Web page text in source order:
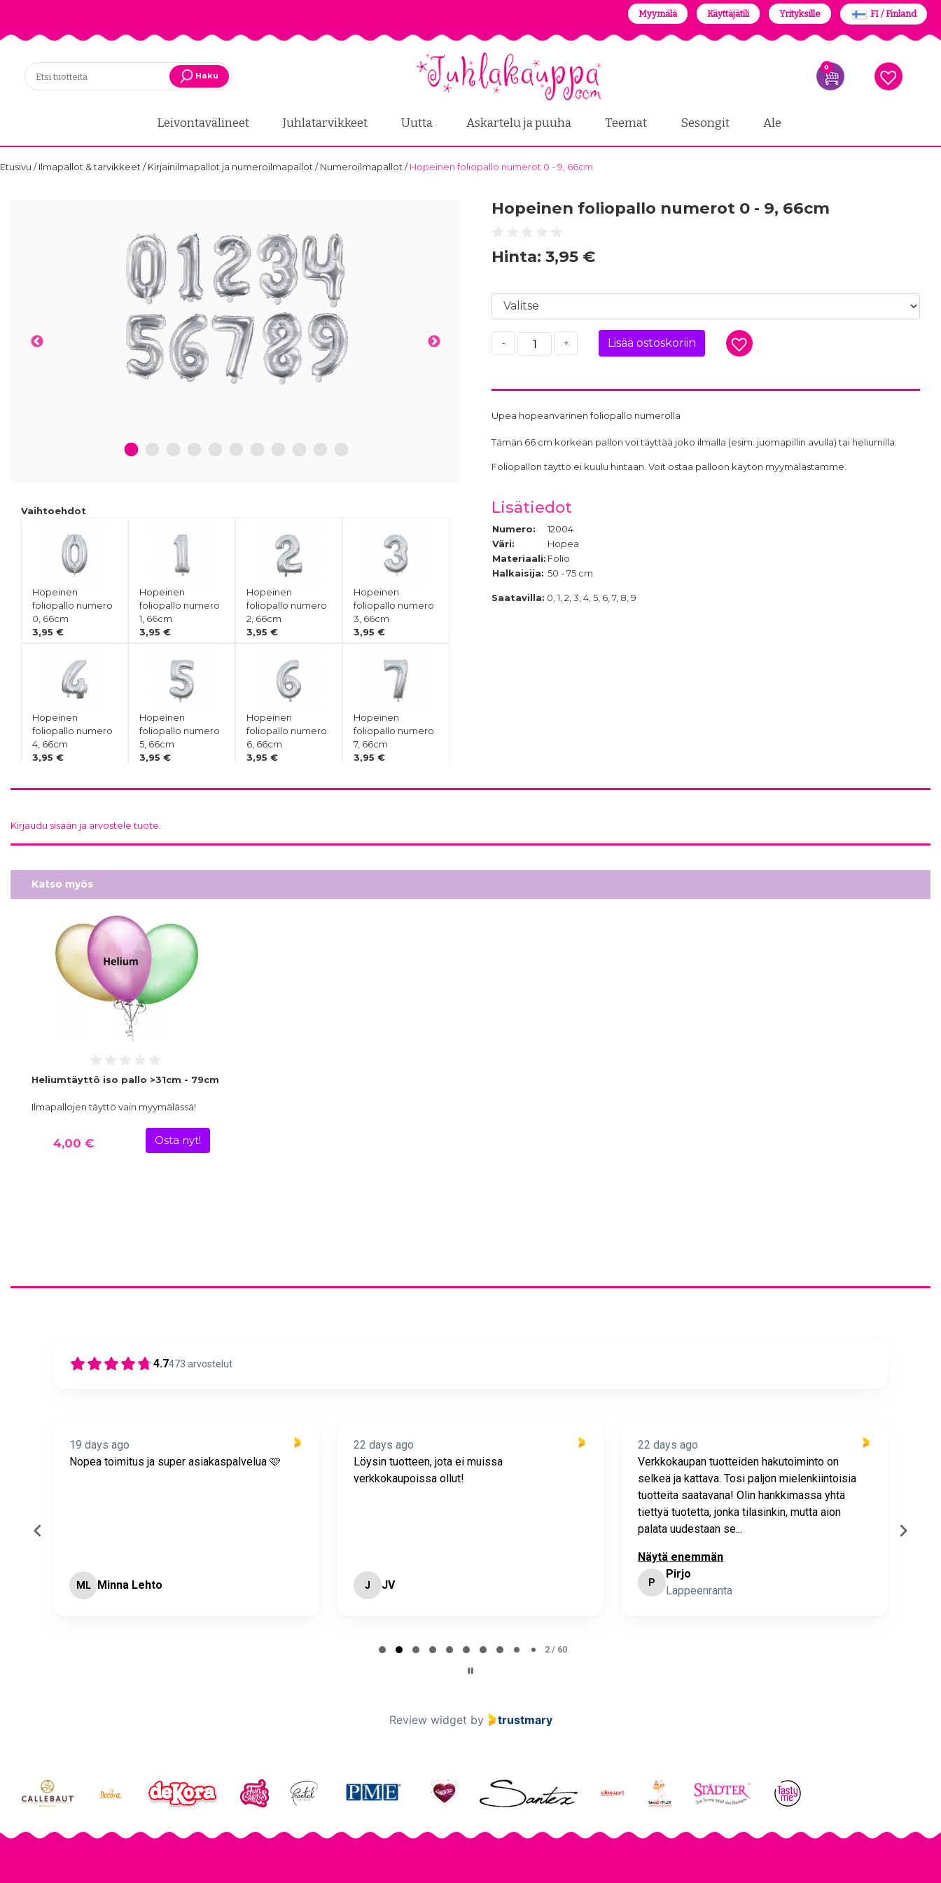
Myymälä Käyttäjätili Yrityksille FI / Finland
Haku
0
Leivontavälineet Juhlatarvikkeet Uutta Askartelu ja puuha Teemat Sesongit Ale
Etusivu /Ilmapallot & tarvikkeet /Kirjainilmapallot ja numeroilmapallot /Numeroilmapallot /Hopeinen foliopallo numerot 0 - 9, 66cm
1 2 3 4 5 6 7 8 9 10 11
Vaihtoehdot
Hopeinen
foliopallo numero
0, 66cm
3,95 €
Hopeinen
foliopallo numero
1, 66cm
3,95 €
Hopeinen
foliopallo numero
2, 66cm
3,95 €
Hopeinen
foliopallo numero
3, 66cm
3,95 €
Hopeinen
foliopallo numero
4, 66cm
3,95 €
Hopeinen
foliopallo numero
5, 66cm
3,95 €
Hopeinen
foliopallo numero
6, 66cm
3,95 €
Hopeinen
foliopallo numero
7, 66cm
3,95 €
Hopeinen
8, 66cm
3,95 €
Hopeinen
9, 66cm
Hopeinen foliopallo numerot 0 - 9, 66cm
Hinta: 3,95 €
- + Lisää ostoskoriin
Upea hopeanvärinen foliopallo numerolla
Tämän 66 cm korkean pallon voi täyttää joko ilmalla (esim. juomapillin avulla) tai heliumilla.
Foliopallon täyttö ei kuulu hintaan. Voit ostaa palloon käytön myymälästämme.
Lisätiedot
Numero:
12004
Väri:
Hopea
Materiaali: Folio
Halkaisija: 50 - 75 cm
Saatavilla: 0, 1, 2, 3, 4, 5, 6, 7, 8, 9
Kirjaudu sisään ja arvostele tuote.
Katso myös
Heliumtäyttö iso pallo >31cm - 79cm
Ilmapallojen täyttö vain myymälässä!
4,00 € Osta nyt!
4.7473 arvostelut
19 days ago
Nopea toimitus ja super asiakaspalvelua 🩷
ML Minna Lehto
22 days ago
Löysin tuotteen, jota ei muissa
verkkokaupoissa ollut!
J JV
22 days ago
Verkkokaupan tuotteiden hakutoiminto on
selkeä ja kattava. Tosi paljon mielenkiintoisia
tuotteita saatavana! Olin hankkimassa yhtä
tiettyä tuotetta, jonka tilasinkin, mutta aion
palata uudestaan se...
Näytä enemmän
P
Pirjo
Lappeenranta
2 / 60
Review widget by trustmary